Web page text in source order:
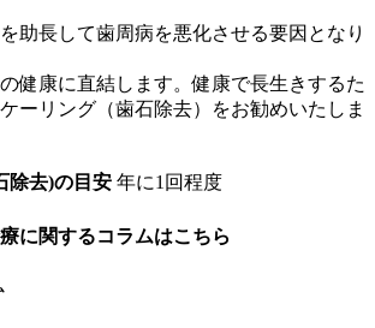
助長して歯周病を悪化させる要因となり
健康に直結します。健康で長生きするた
ーリング（歯石除去）をお勧めいたしま
除去)の目安 年に1回程度
に関するコラムはこちら